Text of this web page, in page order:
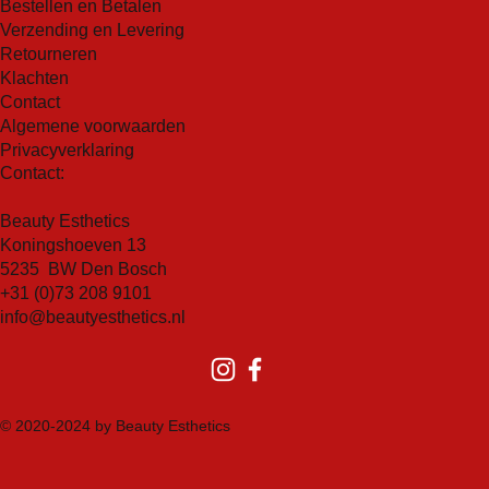
natuurlijke vochtbalans van je huid te behouden,
waardoor deze zacht en soepel blijft.
Veelzijdig gebruik:
een snelle reiniger in de ochtend of als onderdeel van
je avondroutine om make-up en onzuiverheden te
verwijderen. Het is ook geschikt voor gebruik rondom
gevoelige gebieden zoals ogen en lippen.
Bestellen en Betalen
Verzending en Levering
Retourneren
Klachten
Contact
Algemene voorwaarden
Privacyverklaring
Contact:
Beauty Esthetics
Koningshoeven 13
5235 BW Den Bosch
+31 (0)73 208 9101
info@beautyesthetics.nl
© 2020-2024 by Beauty Esthetics